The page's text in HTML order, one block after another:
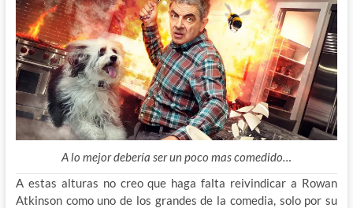
A lo mejor debería ser un poco mas comedido…
A estas alturas no creo que haga falta reivindicar a Rowan
Atkinson como uno de los grandes de la comedia, solo por su